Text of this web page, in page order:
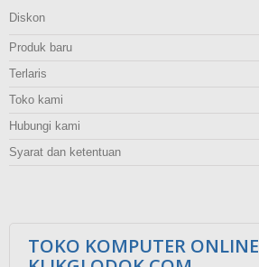
Diskon
Produk baru
Terlaris
Toko kami
Hubungi kami
Syarat dan ketentuan
TOKO KOMPUTER ONLINE